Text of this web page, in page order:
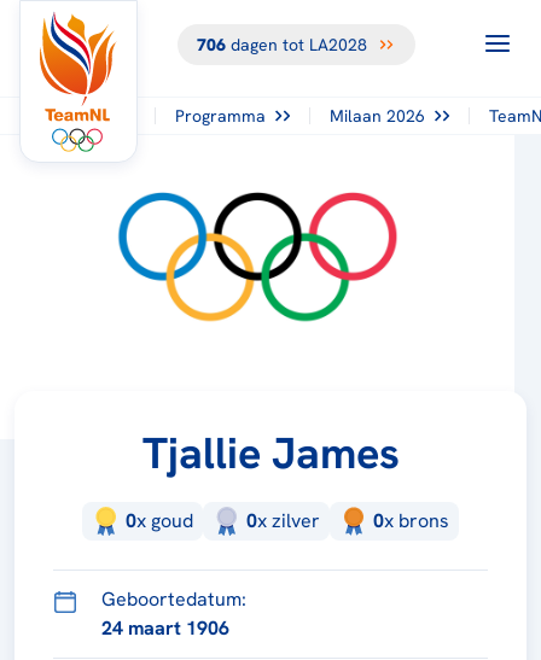
706dagen tot LA2028
Programma Milaan 2026
Tjallie James
0x goud 0xzilver 0x brons
Geboortedatum:
24 maart 1906